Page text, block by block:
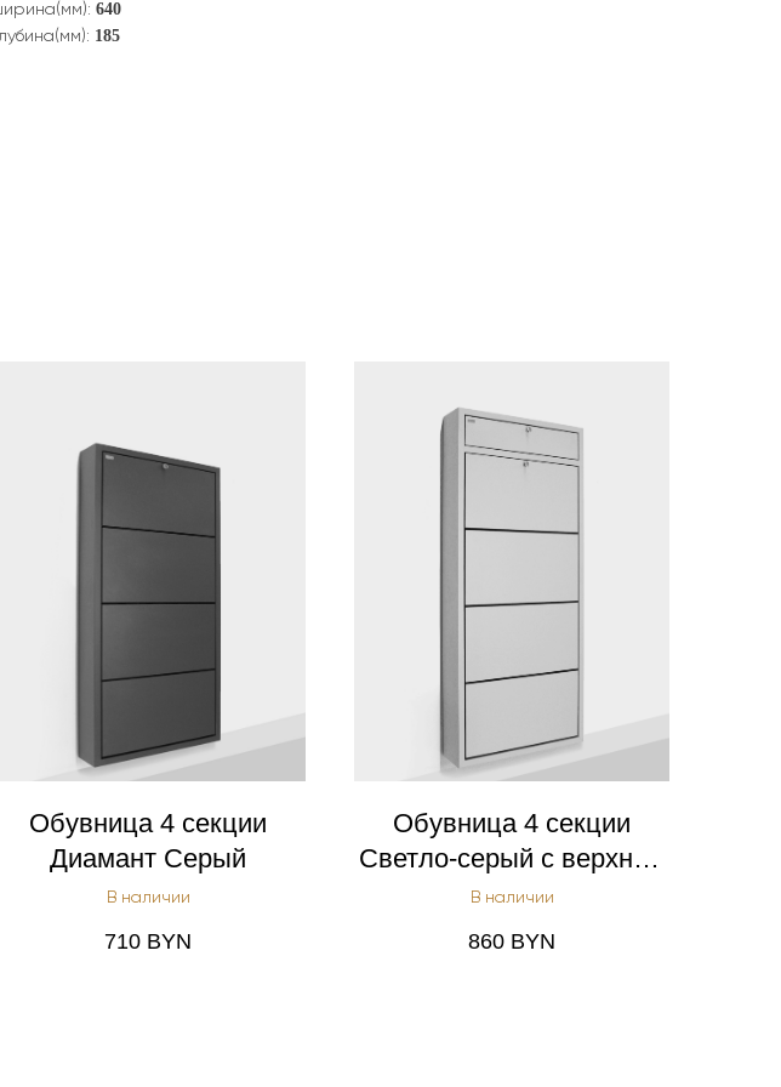
640
185
Обувница 4 секции
Диамант Серый
В наличии
710 BYN
Обувница 4 секции
Светло-серый с верхним
flip-кейсом
В наличии
860 BYN